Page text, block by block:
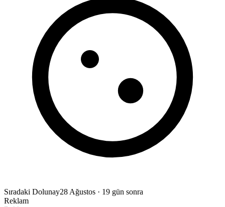
Sıradaki Dolunay28 Ağustos · 19 gün sonra
Reklam